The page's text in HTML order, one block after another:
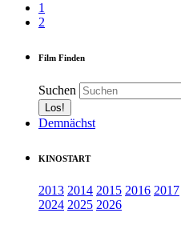
1
2
Film Finden
Suchen
Demnächst
KINOSTART
2013 2014 2015 2016 2017
2024 2025 2026